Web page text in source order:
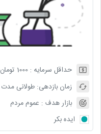
حداقل سرمایه :1000 تومان
زمان بازدهی:طولانی مدت
بازار هدف : عموم مردم
ایده بکر